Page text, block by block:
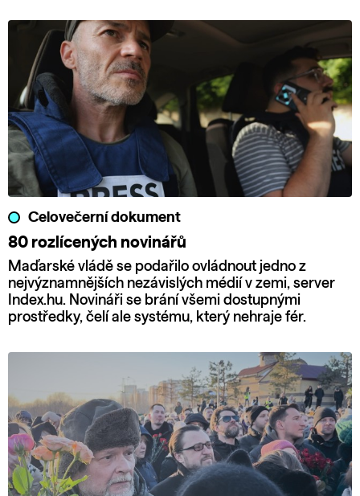
Celovečerní dokument
80 rozlícených novinářů
Maďarské vládě se podařilo ovládnout jedno z
nejvýznamnějších nezávislých médií v zemi, server
Index.hu. Novináři se brání všemi dostupnými
prostředky, čelí ale systému, který nehraje fér.